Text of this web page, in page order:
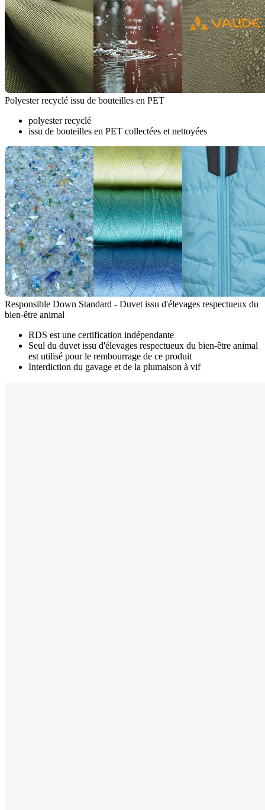
Polyester recyclé issu de bouteilles en PET
polyester recyclé
issu de bouteilles en PET collectées et nettoyées
Responsible Down Standard - Duvet issu d'élevages respectueux du
bien-être animal
RDS est une certification indépendante
Seul du duvet issu d'élevages respectueux du bien-être animal
est utilisé pour le rembourrage de ce produit
Interdiction du gavage et de la plumaison à vif